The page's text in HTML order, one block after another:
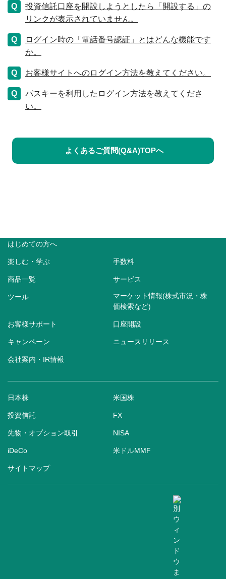
投資信託口座を開設しようとしたら「開設する」の
リンクが表示されていません。
ログイン時の「電話番号認証」とはどんな機能です
か。
お客様サイトへのログイン方法を教えてください。
パスキーを利用したログイン方法を教えてくださ
い。
よくあるご質問(Q&A)TOPへ
はじめての方へ
楽しむ・学ぶ 手数料
商品一覧 サービス
ツール
マーケット情報(株式市況・株
価検索など)
お客様サポート 口座開設
キャンペーン ニュースリリース
会社案内・IR情報
日本株 米国株
投資信託 FX
先物・オプション取引 NISA
iDeCo 米ドルMMF
サイトマップ